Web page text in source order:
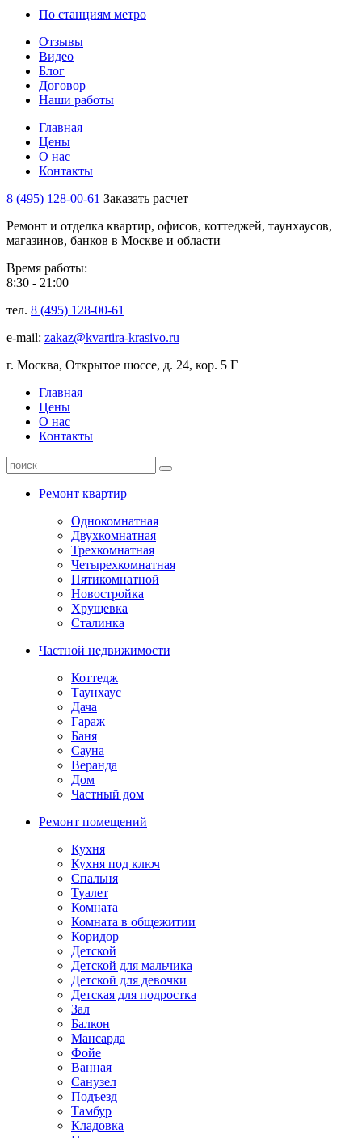
По станциям метро
Отзывы
Видео
Блог
Договор
Наши работы
Главная
Цены
О нас
Контакты
8 (495) 128-00-61 Заказать расчет
Ремонт и отделка квартир, офисов, коттеджей, таунхаусов,
магазинов, банков в Москве и области
Время работы:
8:30 - 21:00
тел. 8 (495) 128-00-61
e-mail: zakaz@kvartira-krasivo.ru
г. Москва, Открытое шоссе, д. 24, кор. 5 Г
Главная
Цены
О нас
Контакты
Ремонт квартир
Однокомнатная
Двухкомнатная
Трехкомнатная
Четырехкомнатная
Пятикомнатной
Новостройка
Хрущевка
Сталинка
Частной недвижимости
Коттедж
Таунхаус
Дача
Гараж
Баня
Сауна
Веранда
Дом
Частный дом
Ремонт помещений
Кухня
Кухня под ключ
Спальня
Туалет
Комната
Комната в общежитии
Коридор
Детской
Детской для мальчика
Детской для девочки
Детская для подростка
Зал
Балкон
Мансарда
Фойе
Ванная
Санузел
Подъезд
Тамбур
Кладовка